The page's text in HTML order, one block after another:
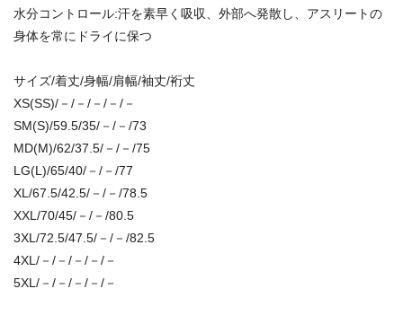
水分コントロール:汗を素早く吸収、外部へ発散し、アスリートの
身体を常にドライに保つ
サイズ/着丈/身幅/肩幅/袖丈/裄丈
XS(SS)/－/－/－/－/－
SM(S)/59.5/35/－/－/73
MD(M)/62/37.5/－/－/75
LG(L)/65/40/－/－/77
XL/67.5/42.5/－/－/78.5
XXL/70/45/－/－/80.5
3XL/72.5/47.5/－/－/82.5
4XL/－/－/－/－/－
5XL/－/－/－/－/－